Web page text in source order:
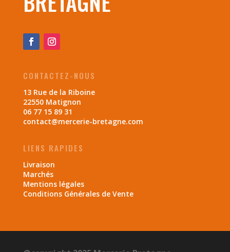
CONTACTEZ-NOUS
13 Rue de la Riboine
22550 Matignon
06 77 15 89 31
contact@mercerie-bretagne.com
LIENS RAPIDES
Livraison
Marchés
Mentions légales
Conditions Générales de Vente